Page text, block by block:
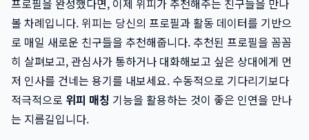
프로필을 완성했다면, 이제 위피가 추천해주는 친구들을 만나
볼 차례입니다. 위피는 당신의 프로필과 활동 데이터를 기반으
로 매일 새로운 친구들을 추천해줍니다. 추천된 프로필을 꼼꼼
히 살펴보고, 관심사가 통하거나 대화해보고 싶은 상대에게 먼
저 인사를 건네는 용기를 내보세요. 수동적으로 기다리기보다
적극적으로 위피 매칭 기능을 활용하는 것이 좋은 인연을 만나
는 지름길입니다.